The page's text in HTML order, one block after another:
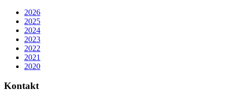
2026
2025
2024
2023
2022
2021
2020
Kontakt